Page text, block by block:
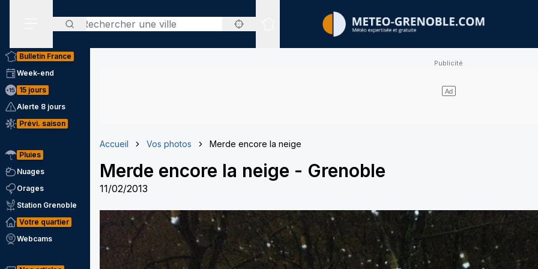
Rechercher
Sites expertisés
Bulletin France
Week-end
15 jours
Alerte 8 jours
Prévi. saison
Pluies
Nuages
Orages
Station Grenoble
Votre quartier
Webcams
Accueil Vos photos Merde encore la neige
Merde encore la neige - Grenoble
11/02/2013